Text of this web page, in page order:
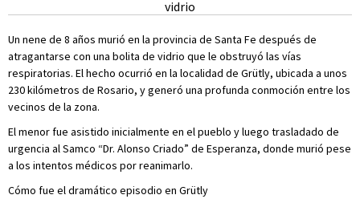
Un nene de 8 años murió en la provincia de Santa Fe después de
atragantarse con una bolita de vidrio que le obstruyó las vías
respiratorias. El hecho ocurrió en la localidad de Grütly, ubicada a unos
230 kilómetros de Rosario, y generó una profunda conmoción entre los
vecinos de la zona.
El menor fue asistido inicialmente en el pueblo y luego trasladado de
urgencia al Samco “Dr. Alonso Criado” de Esperanza, donde murió pese
a los intentos médicos por reanimarlo.
Cómo fue el dramático episodio en Grütly